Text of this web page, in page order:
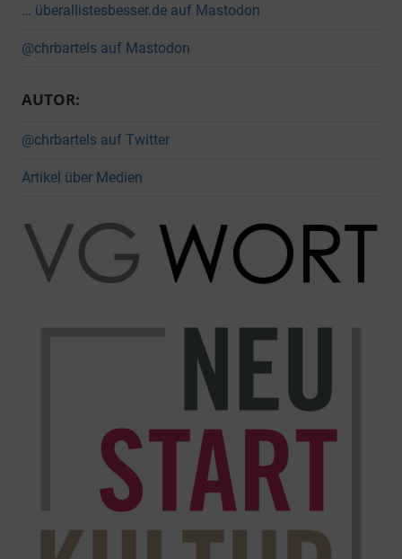
… überallistesbesser.de auf Mastodon
@chrbartels auf Mastodon
AUTOR:
@chrbartels auf Twitter
Artikel über Medien